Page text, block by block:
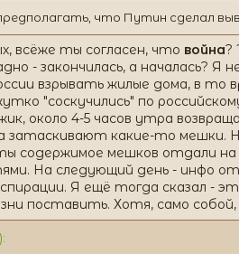
что Путин сделал
всёже ты согласен, что война?
- закончилась, а началась?
взрывать жилые дома, в то
"соскучились" по
около 4-5 часов утра
какие-то мешки.
содержимое мешков отдали на
На следующий день - инфо
Я ещё тогда сказал -
поставить. Хотя, само